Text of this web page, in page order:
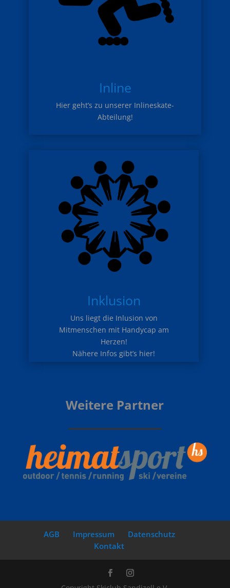
Inline
Hier geht’s zu unserer Inlineskate-
Abteilung!
Inklusion
Uns liegt die Inlusion von
Mitmenschen mit Handycap am
Herzen!
Nähere Infos gibt’s hier!
Weitere Partner
AGB Impressum
Datenschutz
Kontakt